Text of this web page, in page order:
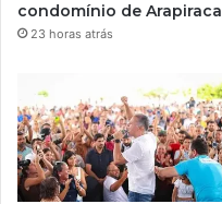
condomínio de Arapiraca
23 horas atrás